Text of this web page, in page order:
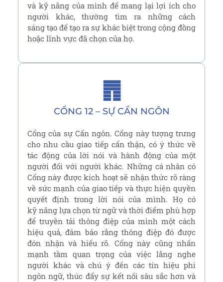
và kỹ năng của mình để mang lại lợi ích cho
người khác, thường tìm ra những cách
sáng tạo để tạo ra sự khác biệt trong cộng đồng
hoặc lĩnh vực đã chọn của họ.
CỔNG 12 – SỰ CẨN NGÔN
䷋
Cổng của sự Cẩn ngôn. Cổng này tượng trưng
cho nhu cầu giao tiếp cẩn thận, có ý thức về
tác động của lời nói và hành động của một
người đối với người khác. Những cá nhân có
Cổng này được kích hoạt sẽ nhận thức rõ ràng
về sức mạnh của giao tiếp và thực hiện quyền
quyết định trong lời nói của mình. Họ có
kỹ năng lựa chọn từ ngữ và thời điểm phù hợp
để truyền tải thông điệp của mình một cách
hiệu quả, đảm bảo rằng thông điệp đó được
đón nhận và hiểu rõ. Cổng này cũng nhấn
mạnh tầm quan trọng của việc lắng nghe
người khác và chú ý đến các tín hiệu phi
ngôn ngữ, thúc đẩy sự kết nối sâu sắc hơn và